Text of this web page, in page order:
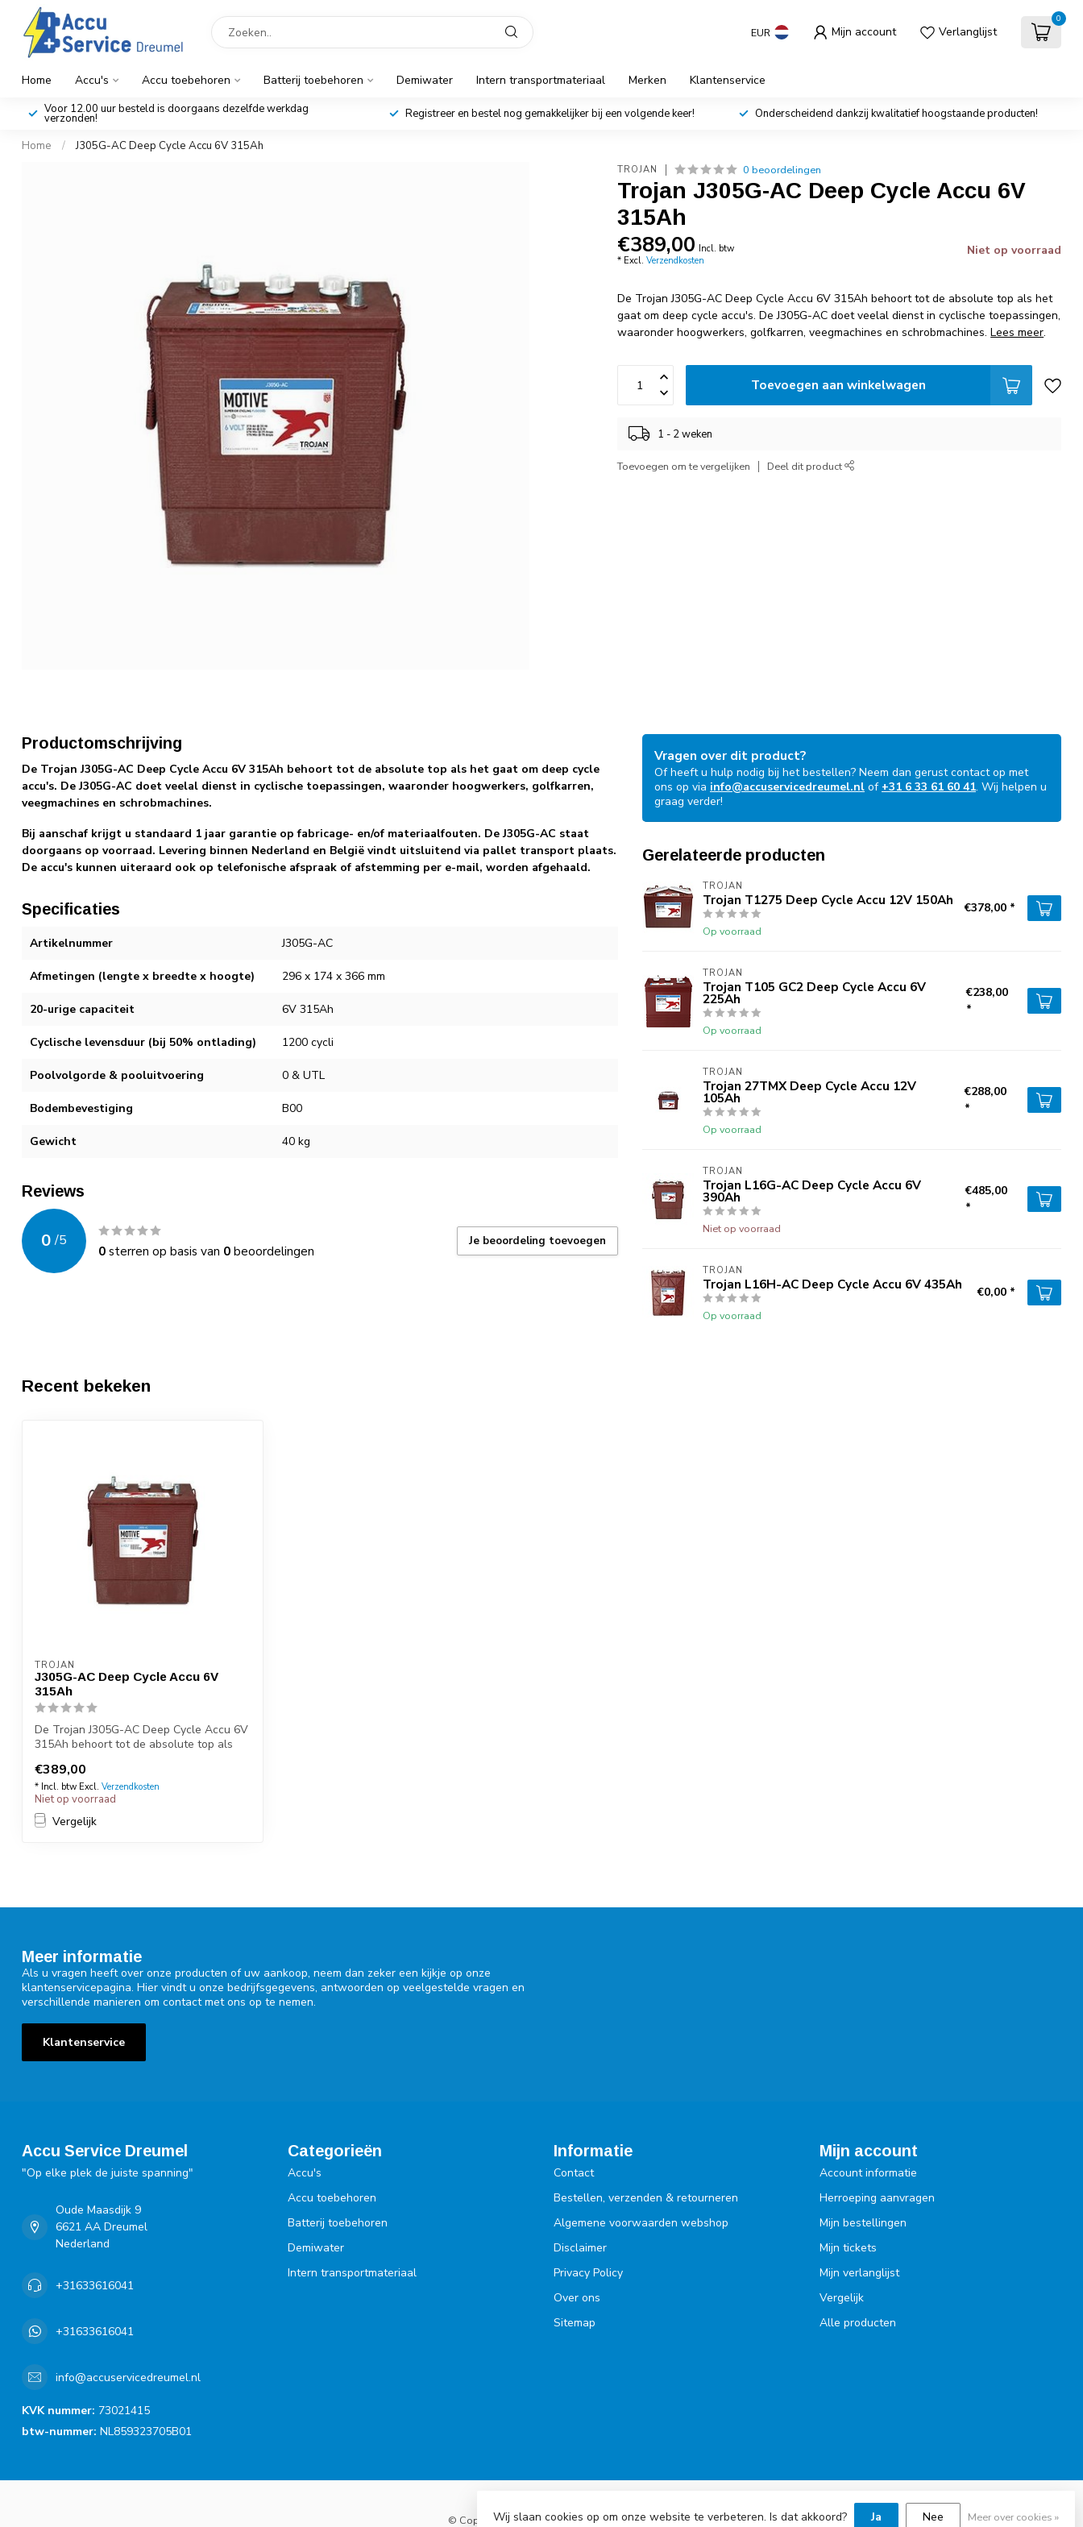
EUR Mijn account Verlanglijst
0
Home Accu's Accu toebehoren Batterij toebehoren Demiwater Intern transportmateriaal Merken Klantenservice
Voor 12.00 uur besteld is doorgaans dezelfde werkdag
verzonden! Registreer en bestel nog gemakkelijker bij een volgende keer! Onderscheidend dankzij kwalitatief hoogstaande producten!
Home / J305G-AC Deep Cycle Accu 6V 315Ah
TROJAN 0 beoordelingen
Trojan J305G-AC Deep Cycle Accu 6V
315Ah
€389,00 Incl. btw
* Excl.Verzendkosten
Niet op voorraad
De Trojan J305G-AC Deep Cycle Accu 6V 315Ah behoort tot de absolute top als het
gaat om deep cycle accu's. De J305G-AC doet veelal dienst in cyclische toepassingen,
waaronder hoogwerkers, golfkarren, veegmachines en schrobmachines.Lees meer.
Toevoegen aan winkelwagen
1 - 2 weken
Toevoegen om te vergelijken Deel dit product
Productomschrijving
De Trojan J305G-AC Deep Cycle Accu 6V 315Ah behoort tot de absolute top als het gaat om deep cycle
accu's. De J305G-AC doet veelal dienst in cyclische toepassingen, waaronder hoogwerkers, golfkarren,
veegmachines en schrobmachines.
Bij aanschaf krijgt u standaard 1 jaar garantie op fabricage- en/of materiaalfouten. De J305G-AC staat
doorgaans op voorraad. Levering binnen Nederland en België vindt uitsluitend via pallet transport plaats.
De accu's kunnen uiteraard ook op telefonische afspraak of afstemming per e-mail, worden afgehaald.
Specificaties
Artikelnummer J305G-AC
Afmetingen (lengte x breedte x hoogte) 296 x 174 x 366 mm
20-urige capaciteit 6V 315Ah
Cyclische levensduur (bij 50% ontlading) 1200 cycli
Poolvolgorde & pooluitvoering 0 & UTL
Bodembevestiging B00
Gewicht 40 kg
Reviews
0 /5
0sterren op basis van 0beoordelingen
Je beoordeling toevoegen
Vragen over dit product?
Of heeft u hulp nodig bij het bestellen? Neem dan gerust contact op met
ons op via info@accuservicedreumel.nl of +31 6 33 61 60 41. Wij helpen u
graag verder!
Gerelateerde producten
TROJAN
Trojan T1275 Deep Cycle Accu 12V 150Ah
Op voorraad
€378,00 *
TROJAN
Trojan T105 GC2 Deep Cycle Accu 6V
225Ah
Op voorraad
€238,00
*
TROJAN
Trojan 27TMX Deep Cycle Accu 12V
105Ah
Op voorraad
€288,00
*
TROJAN
Trojan L16G-AC Deep Cycle Accu 6V
390Ah
Niet op voorraad
€485,00
*
TROJAN
Trojan L16H-AC Deep Cycle Accu 6V 435Ah
Op voorraad
€0,00 *
Recent bekeken
TROJAN
J305G-AC Deep Cycle Accu 6V
315Ah
De Trojan J305G-AC Deep Cycle Accu 6V
315Ah behoort tot de absolute top als
€389,00
* Incl. btw Excl. Verzendkosten
Niet op voorraad
Vergelijk
Meer informatie
Als u vragen heeft over onze producten of uw aankoop, neem dan zeker een kijkje op onze
klantenservicepagina. Hier vindt u onze bedrijfsgegevens, antwoorden op veelgestelde vragen en
verschillende manieren om contact met ons op te nemen.
Klantenservice
Accu Service Dreumel
"Op elke plek de juiste spanning"
Oude Maasdijk 9
6621 AA Dreumel
Nederland
+31633616041
+31633616041
info@accuservicedreumel.nl
KVK nummer: 73021415
btw-nummer: NL859323705B01
Categorieën
Accu's
Accu toebehoren
Batterij toebehoren
Demiwater
Intern transportmateriaal
Informatie
Contact
Bestellen, verzenden & retourneren
Algemene voorwaarden webshop
Disclaimer
Privacy Policy
Over ons
Sitemap
Mijn account
Account informatie
Herroeping aanvragen
Mijn bestellingen
Mijn tickets
Mijn verlanglijst
Vergelijk
Alle producten
© Copyright 2026 Accu Service Dreumel
Wij slaan cookies op om onze website te verbeteren. Is dat akkoord? Ja Nee Meer over cookies »